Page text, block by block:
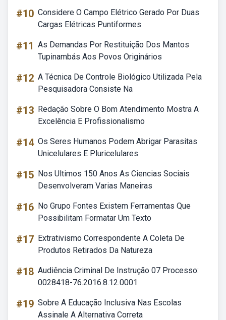
#10 Considere O Campo Elétrico Gerado Por Duas
Cargas Elétricas Puntiformes
#11 As Demandas Por Restituição Dos Mantos
Tupinambás Aos Povos Originários
#12 A Técnica De Controle Biológico Utilizada Pela
Pesquisadora Consiste Na
#13 Redação Sobre O Bom Atendimento Mostra A
Excelência E Profissionalismo
#14 Os Seres Humanos Podem Abrigar Parasitas
Unicelulares E Pluricelulares
#15 Nos Ultimos 150 Anos As Ciencias Sociais
Desenvolveram Varias Maneiras
#16 No Grupo Fontes Existem Ferramentas Que
Possibilitam Formatar Um Texto
#17 Extrativismo Correspondente A Coleta De
Produtos Retirados Da Natureza
#18 Audiência Criminal De Instrução 07 Processo:
0028418-76.2016.8.12.0001
#19 Sobre A Educação Inclusiva Nas Escolas
Assinale A Alternativa Correta